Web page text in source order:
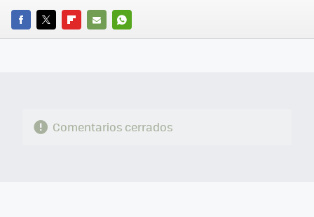
FACEBOOK
TWITTERFLIPBOARD
E-
WHATSAPP
Comentarios cerrados